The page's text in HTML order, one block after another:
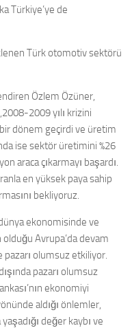
Türkiye’ye de
Türk otomotiv sektörü
Özlem Özüner,
2009 yılı krizini
dönem geçirdi ve üretim
ise sektör üretimini %26
araca çıkarmayı başardı.
en yüksek paya sahip
bekliyoruz.
ekonomisinde ve
Avrupa’da devam
pazarı olumsuz etkiliyor.
pazarı olumsuz
ekonomiyi
aldığı önlemler,
değer kaybı ve